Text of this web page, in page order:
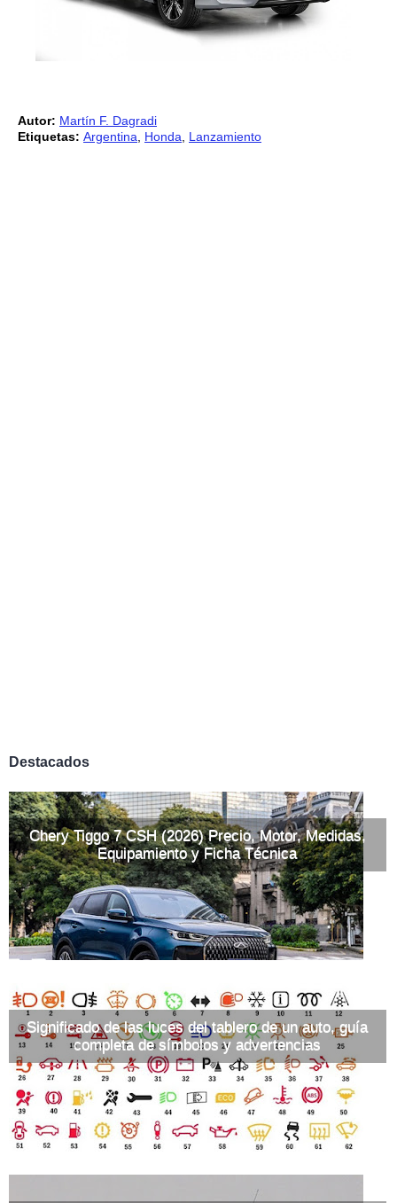
Autor: Martín F. Dagradi
Etiquetas: Argentina Honda Lanzamiento
Destacados
Chery Tiggo 7 CSH (2026) Precio, Motor, Medidas,
Equipamiento y Ficha Técnica
Significado de las luces del tablero de un auto, guía
completa de símbolos y advertencias